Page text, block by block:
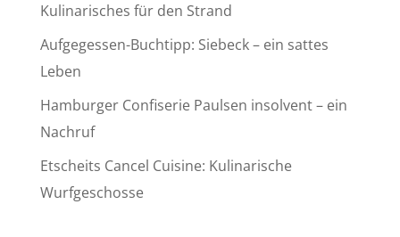
Kulinarisches für den Strand
Aufgegessen-Buchtipp: Siebeck – ein sattes
Leben
Hamburger Confiserie Paulsen insolvent – ein
Nachruf
Etscheits Cancel Cuisine: Kulinarische
Wurfgeschosse